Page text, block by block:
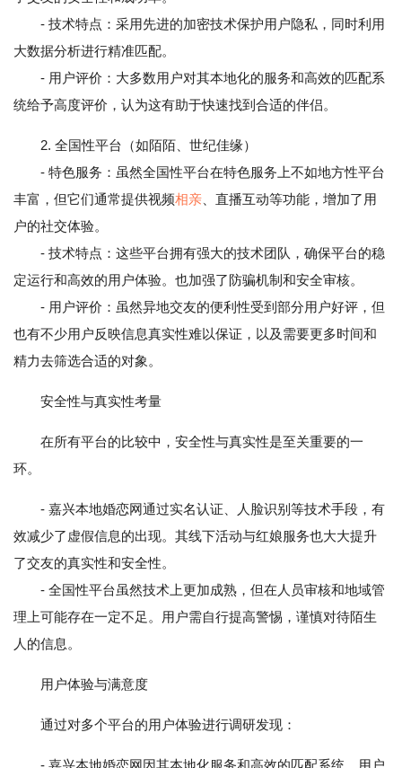
- 技术特点：采用先进的加密技术保护用户隐私，同时利用
大数据分析进行精准匹配。
- 用户评价：大多数用户对其本地化的服务和高效的匹配系
统给予高度评价，认为这有助于快速找到合适的伴侣。
2. 全国性平台（如陌陌、世纪佳缘）
- 特色服务：虽然全国性平台在特色服务上不如地方性平台
丰富，但它们通常提供视频相亲 、直播互动等功能，增加了用
户的社交体验。
- 技术特点：这些平台拥有强大的技术团队，确保平台的稳
定运行和高效的用户体验。也加强了防骗机制和安全审核。
- 用户评价：虽然异地交友的便利性受到部分用户好评，但
也有不少用户反映信息真实性难以保证，以及需要更多时间和
精力去筛选合适的对象。
安全性与真实性考量
在所有平台的比较中，安全性与真实性是至关重要的一
环。
- 嘉兴本地婚恋网通过实名认证、人脸识别等技术手段，有
效减少了虚假信息的出现。其线下活动与红娘服务也大大提升
了交友的真实性和安全性。
- 全国性平台虽然技术上更加成熟，但在人员审核和地域管
理上可能存在一定不足。用户需自行提高警惕，谨慎对待陌生
人的信息。
用户体验与满意度
通过对多个平台的用户体验进行调研发现：
- 嘉兴本地婚恋网因其本地化服务和高效的匹配系统，用户